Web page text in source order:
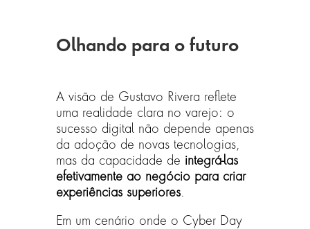
Olhando para o futuro
A visão de Gustavo Rivera reflete
uma realidade clara no varejo: o
sucesso digital não depende apenas
da adoção de novas tecnologias,
mas da capacidade de integrá-las
efetivamente ao negócio para criar
experiências superiores.
Em um cenário onde o Cyber Day